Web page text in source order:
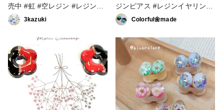
売中 #虹 #空レジン #レジンピ
アス 3kazuki
ジンピアス #レジンイヤリング
#ハンドメイド #販売中 #花 #
秋の作品コンテスト2022
Colorful🌼made